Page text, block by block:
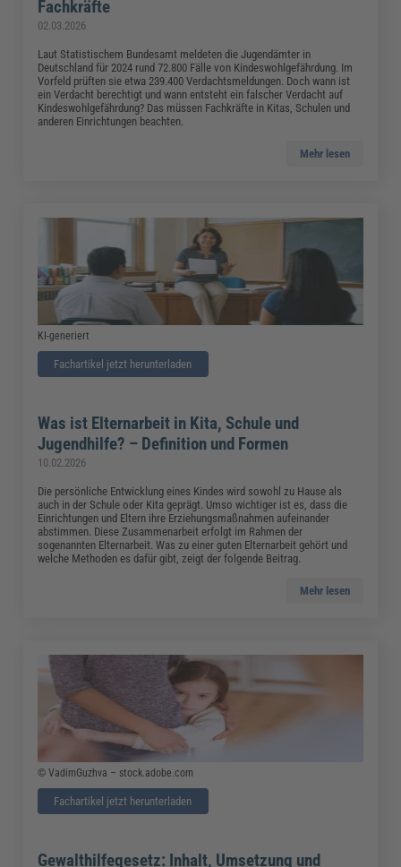
Fachkräfte
02.03.2026
Laut Statistischem Bundesamt meldeten die Jugendämter in
Deutschland für 2024 rund 72.800 Fälle von Kindeswohlgefährdung. Im
Vorfeld prüften sie etwa 239.400 Verdachtsmeldungen. Doch wann ist
ein Verdacht berechtigt und wann entsteht ein falscher Verdacht auf
Kindeswohlgefährdung? Das müssen Fachkräfte in Kitas, Schulen und
anderen Einrichtungen beachten.
Mehr lesen
KI-generiert
Fachartikel jetzt herunterladen
Was ist Elternarbeit in Kita, Schule und
Jugendhilfe? – Definition und Formen
10.02.2026
Die persönliche Entwicklung eines Kindes wird sowohl zu Hause als
auch in der Schule oder Kita geprägt. Umso wichtiger ist es, dass die
Einrichtungen und Eltern ihre Erziehungsmaßnahmen aufeinander
abstimmen. Diese Zusammenarbeit erfolgt im Rahmen der
sogenannten Elternarbeit. Was zu einer guten Elternarbeit gehört und
welche Methoden es dafür gibt, zeigt der folgende Beitrag.
Mehr lesen
© VadimGuzhva – stock.adobe.com
Fachartikel jetzt herunterladen
Gewalthilfegesetz: Inhalt, Umsetzung und